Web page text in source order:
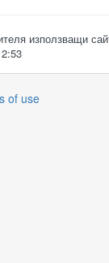
използващи
of use